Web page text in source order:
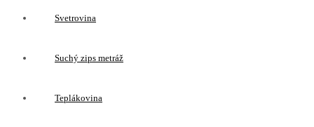
Svetrovina
Suchý zips metráž
Teplákovina